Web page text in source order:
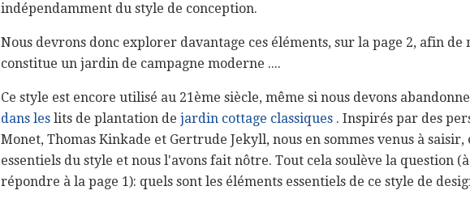
indépendamment du style de conception.
Nous devrons donc explorer davantage ces éléments, sur la page 2, afin
constitue un jardin de campagne moderne ....
Ce style est encore utilisé au 21ème siècle, même si nous devons
dans les lits de plantation de jardin cottage classiques . Inspirés par des
Monet, Thomas Kinkade et Gertrude Jekyll, nous en sommes venus à
essentiels du style et nous l'avons fait nôtre. Tout cela soulève la question
répondre à la page 1): quels sont les éléments essentiels de ce style de